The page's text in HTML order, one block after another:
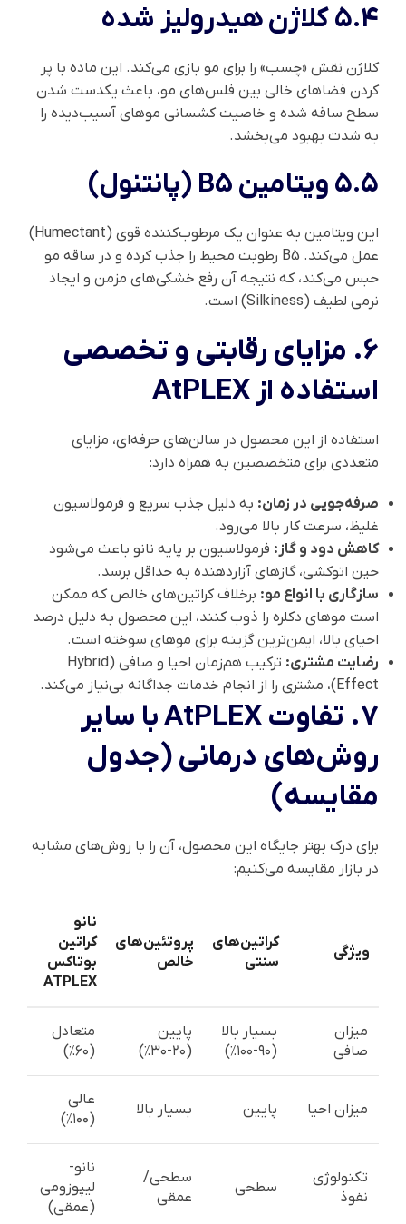
۵.۴ کلاژن هیدرولیز شده
کلاژن نقش «چسب» را برای مو بازی می‌کند. این ماده با پر
کردن فضاهای خالی بین فلس‌های مو، باعث یکدست شدن
سطح ساقه شده و خاصیت کشسانی موهای آسیب‌دیده را
به شدت بهبود می‌بخشد.
۵.۵ ویتامین B5 (پانتنول)
این ویتامین به عنوان یک مرطوب‌کننده قوی (Humectant)
عمل می‌کند. B5 رطوبت محیط را جذب کرده و در ساقه مو
حبس می‌کند، که نتیجه آن رفع خشکی‌های مزمن و ایجاد
نرمی لطیف (Silkiness) است.
۶. مزایای رقابتی و تخصصی
استفاده از AtPLEX
استفاده از این محصول در سالن‌های حرفه‌ای، مزایای
متعددی برای متخصصین به همراه دارد:
صرفه‌جویی در زمان: به دلیل جذب سریع و فرمولاسیون
غلیظ، سرعت کار بالا می‌رود.
کاهش دود و گاز: فرمولاسیون بر پایه نانو باعث می‌شود
حین اتوکشی، گازهای آزاردهنده به حداقل برسد.
سازگاری با انواع مو: برخلاف کراتین‌های خالص که ممکن
است موهای دکلره را ذوب کنند، این محصول به دلیل درصد
احیای بالا، ایمن‌ترین گزینه برای موهای سوخته است.
رضایت مشتری:
ترکیب هم‌زمان احیا و صافی (Hybrid
Effect)، مشتری را از انجام خدمات جداگانه بی‌نیاز می‌کند.
۷. تفاوت AtPLEX با سایر
روش‌های درمانی (جدول
مقایسه)
برای درک بهتر جایگاه این محصول، آن را با روش‌های مشابه
در بازار مقایسه می‌کنیم:
ویژگی
کراتین‌های
سنتی
پروتئین‌های
خالص
نانو
کراتین
بوتاکس
ATPLEX
میزان
صافی
بسیار بالا
(۹۰-۱۰۰٪)
پایین
(۲۰-۳۰٪)
متعادل
(۶۰٪)
میزان احیا پایین بسیار بالا
عالی
(۱۰۰٪)
تکنولوژی
نفوذ
سطحی
سطحی/
عمقی
نانو-
لیپوزومی
(عمقی)